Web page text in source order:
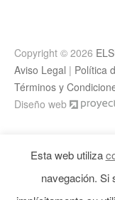
Copyright © 2026
Aviso Legal | Política
Términos y
Diseño web
Esta web utiliza
navegación. Si